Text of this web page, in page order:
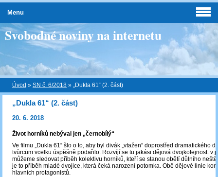
Svobodné noviny na internetu
Úvod » SN č. 6/2018 » „Dukla 61“ (2. část)
„Dukla 61“ (2. část)
20. 6. 2018
Život horníků nebýval jen „černobílý“
Ve filmu „Dukla 61“ šlo o to, aby byl divák „vtažen“ doprostřed dramatického
tvůrcům vcelku úspěšně podařilo. Rozvíjí se tu jakási dějová dvojkolejnost: v
můžeme sledovat příběh kolektivu horníků, kteří se stanou obětí důlního
je to příběh mladé dvojice, která čeká narození potomka. Obě dějové linie
hlavních protagonistů.
Menu